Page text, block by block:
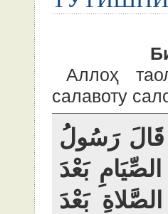
Аллоҳ
салавоту
قَالَ رَسُولُ
بَعْدَ
بَعْدَ